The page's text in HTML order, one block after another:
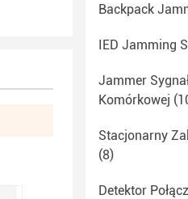
Backpack
IED Jamming
Jammer
Komórkowej
Stacjonarny
(8)
Detektor